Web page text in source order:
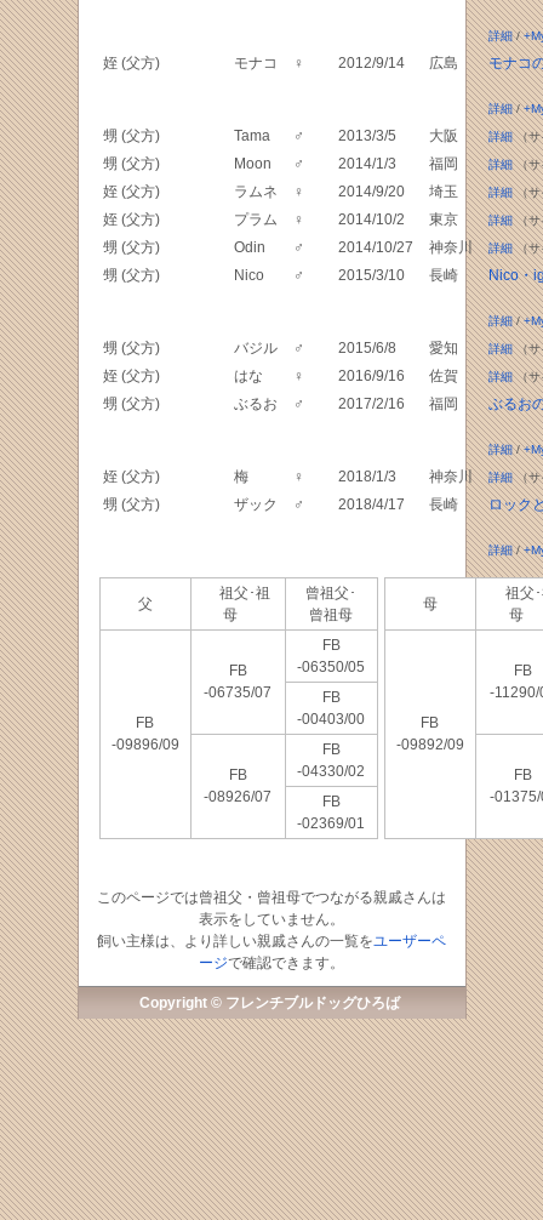
詳細/
姪 (父方) モナコ ♀ 2012/9/14 広島 モナコ
詳細/
甥 (父方) Tama ♂ 2013/3/5 大阪 詳細（サ
甥 (父方) Moon ♂ 2014/1/3 福岡 詳細（サ
姪 (父方) ラムネ ♀ 2014/9/20 埼玉 詳細（サ
姪 (父方) プラム ♀ 2014/10/2 東京 詳細（サ
甥 (父方) Odin ♂ 2014/10/27 神奈川 詳細（サ
甥 (父方) Nico ♂ 2015/3/10 長崎 Nico・
詳細/
甥 (父方) バジル ♂ 2015/6/8 愛知 詳細（サ
姪 (父方) はな ♀ 2016/9/16 佐賀 詳細（サ
甥 (父方) ぶるお ♂ 2017/2/16 福岡 ぶるお
詳細/
姪 (父方) 梅 ♀ 2018/1/3 神奈川 詳細（サ
甥 (父方) ザック ♂ 2018/4/17 長崎 ロック
詳細/
父
祖父･祖
母
曾祖父･
曾祖母
FB
-09896/09
FB
-06735/07
FB
-06350/05
FB
-00403/00
FB
-08926/07
FB
-04330/02
FB
-02369/01
母
祖父･
母
FB
-09892/09
FB
-11290/
FB
-01375/
このページでは曾祖父・曾祖母でつながる親戚さんは
表示をしていません。
飼い主様は、より詳しい親戚さんの一覧をユーザーペ
ージで確認できます。
Copyright © フレンチブルドッグひろば